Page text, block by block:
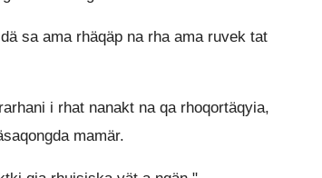
sa ama rhäqäp na rha ama ruvek tat
i rhat nanakt na qa rhoqortäqyia,
mamär.